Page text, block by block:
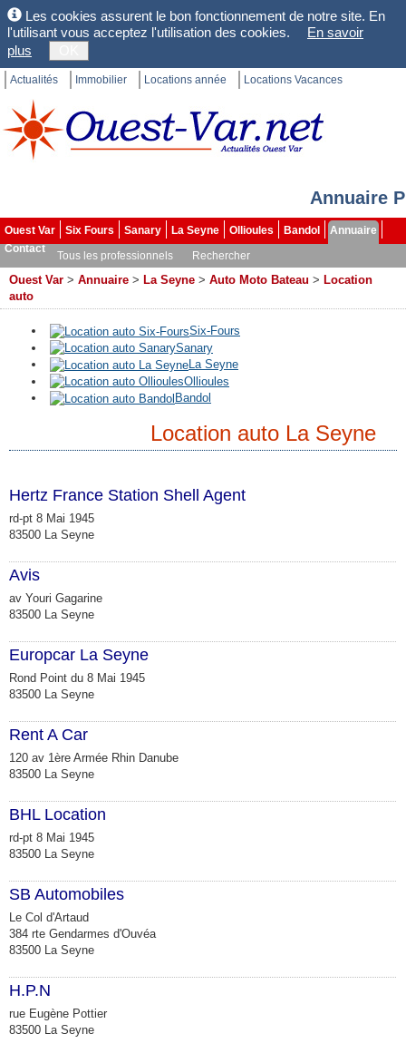
Les cookies assurent le bon fonctionnement de notre site. En
l'utilisant vous acceptez l'utilisation des cookies.
En savoir
plus
Actualités Immobilier Locations année Locations Vacances
Annuaire
Ouest Var Six Fours Sanary La Seyne Ollioules Bandol
Annuaire
Contact
Tous les professionnels Rechercher
Ouest Var > Annuaire > La Seyne > Auto Moto Bateau > Location
auto
Six-Fours
Sanary
La Seyne
Ollioules
Bandol
Location auto La Seyne
Hertz France Station Shell Agent
rd-pt 8 Mai 1945
83500 La Seyne
Avis
av Youri Gagarine
83500 La Seyne
Europcar La Seyne
Rond Point du 8 Mai 1945
83500 La Seyne
Rent A Car
120 av 1ère Armée Rhin Danube
83500 La Seyne
BHL Location
rd-pt 8 Mai 1945
83500 La Seyne
SB Automobiles
Le Col d'Artaud
384 rte Gendarmes d'Ouvéa
83500 La Seyne
H.P.N
rue Eugène Pottier
83500 La Seyne